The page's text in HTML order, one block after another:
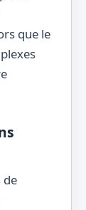
que le
de